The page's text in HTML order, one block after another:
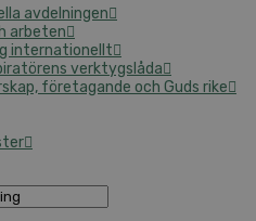
avdelningen
arbeten
internationellt
verktygslåda
företagande och Guds rike